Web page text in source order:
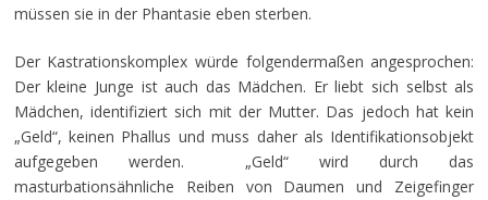
müssen sie in der Phantasie eben sterben.
Der Kastrationskomplex würde folgendermaßen angesprochen:
Der kleine Junge ist auch das Mädchen. Er liebt sich selbst als
Mädchen, identifiziert sich mit der Mutter. Das jedoch hat kein
„Geld“, keinen Phallus und muss daher als Identifikationsobjekt
aufgegeben werden. „Geld“ wird durch das
masturbationsähnliche Reiben von Daumen und Zeigefinger